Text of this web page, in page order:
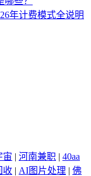
年计费模式全说明
宙 | 河南兼职 | 40aa
收 | AI图片处理 | 佛